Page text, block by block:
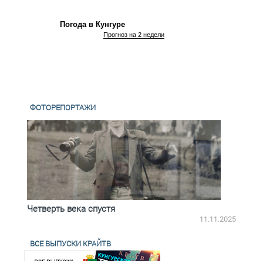
Погода в Кунгуре
Прогноз на 2 недели
ФОТОРЕПОРТАЖИ
Четверть века спустя
11.11.2025
ВСЕ ВЫПУСКИ КРАЙТВ